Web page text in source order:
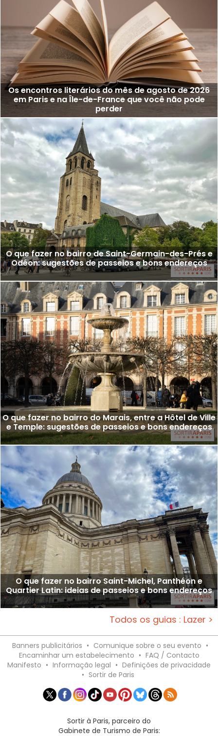
Os encontros literários do mês de agosto de 2026
em Paris e na Île-de-France que você não pode
perder
O que fazer no bairro de Saint-Germain-des-Prés e
Odéon: sugestões de passeios e bons endereços
O que fazer no bairro do Marais, entre a Hôtel de Ville
e Temple: sugestões de passeios e bons endereços
O que fazer no bairro Saint-Michel, Panthéon e
Quartier Latin: ideias de passeios e bons endereços
Todos os guias : Lazer >
Banners publicitários • Comunique sobre o seu evento •
Encaminhar um estabelecimento • FAQ / Contacto
Manifesto • Informação legal • Definições de privacidade
• Sortir de Paris
Sortir à Paris, parceiro do
Gabinete de Turismo de Paris: